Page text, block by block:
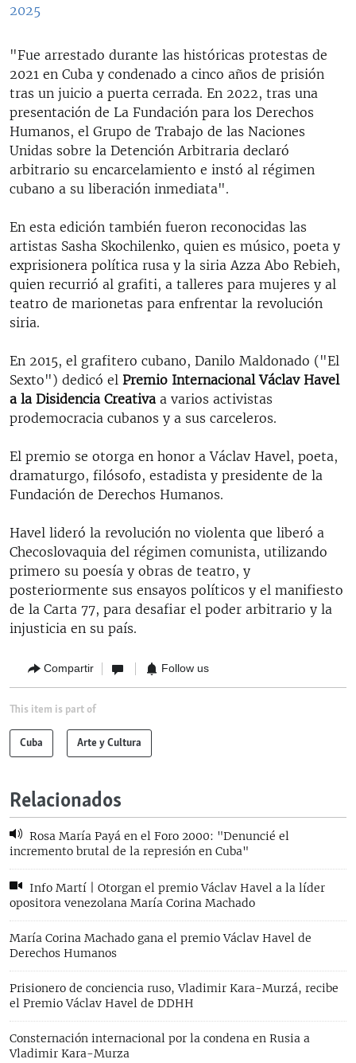
2025
"Fue arrestado durante las históricas protestas de
2021 en Cuba y condenado a cinco años de prisión
tras un juicio a puerta cerrada. En 2022, tras una
presentación de La Fundación para los Derechos
Humanos, el Grupo de Trabajo de las Naciones
Unidas sobre la Detención Arbitraria declaró
arbitrario su encarcelamiento e instó al régimen
cubano a su liberación inmediata".
En esta edición también fueron reconocidas las
artistas Sasha Skochilenko, quien es músico, poeta y
exprisionera política rusa y la siria Azza Abo Rebieh,
quien recurrió al grafiti, a talleres para mujeres y al
teatro de marionetas para enfrentar la revolución
siria.
En 2015, el grafitero cubano, Danilo Maldonado ("El
Sexto") dedicó el Premio Internacional Václav Havel
a la Disidencia Creativa a varios activistas
prodemocracia cubanos y a sus carceleros.
El premio se otorga en honor a Václav Havel, poeta,
dramaturgo, filósofo, estadista y presidente de la
Fundación de Derechos Humanos.
Havel lideró la revolución no violenta que liberó a
Checoslovaquia del régimen comunista, utilizando
primero su poesía y obras de teatro, y
posteriormente sus ensayos políticos y el manifiesto
de la Carta 77, para desafiar el poder arbitrario y la
injusticia en su país.
Compartir Follow us
This item is part of
Cuba Arte y Cultura
Relacionados
Rosa María Payá en el Foro 2000: "Denuncié el
incremento brutal de la represión en Cuba"
Info Martí | Otorgan el premio Václav Havel a la líder
opositora venezolana María Corina Machado
María Corina Machado gana el premio Václav Havel de
Derechos Humanos
Prisionero de conciencia ruso, Vladimir Kara-Murzá, recibe
el Premio Václav Havel de DDHH
Consternación internacional por la condena en Rusia a
Vladimir Kara-Murza